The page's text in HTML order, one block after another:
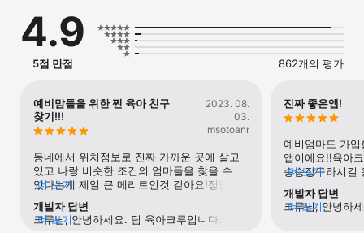
임신과 출산, 그리고 육아의 여정을 함께할 동네 친구를 만나세요.
엄마들이 추천하는 우리 동네 육아앱, ‘육아크루’
● 짝크루
- 육아 짝꿍, 육아 절친, 동네 친구! 엄마도 아이도 가까이 사는 동네
친구가 생겨요.
- 사는 곳, 자녀 개월 수, 자녀 성별, 엄마 나이, 직업 상태 등 육아
상황이 비슷한 동네 육아친구를 무료로 연결해 드려요!
- 조리원 동기, 육아 동지가 없다면? 육아크루에서 짝크루를 만나
보세요.
● 원데이크루
4.9
5점 만점 862개의 평가
예비맘들을 위한 찐 육아 친구
찾기!!!
2023. 08.
03.
msotoanr
동네에서 위치정보로 진짜 가까운 곳에 살고
있고 나랑 비슷한 조건의 엄마들을 찾을 수
있다는게 제일 큰 메리트인것 같아요!정말 맘
됩니당😎카페같은 곳이 아니라 앱이라 더
직관적이고 편리해서 좋더라구요ㅎㅎ 여러
더 보기
개발자 답변
크루님, 안녕하세요. 팀 육아크루입니다.
더 보기
진짜 좋은앱!
예비엄마도 가
앱이에요!!육아
승승장구하시길
올수도 있고 여
우리잖아요~ 우
더 보기
개발자 답변
크루님, 안녕하
더 보기